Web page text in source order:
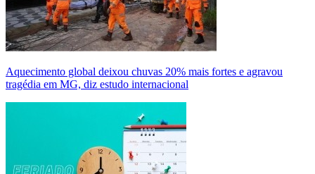
Aquecimento global deixou chuvas 20% mais fortes e agravou
tragédia em MG, diz estudo internacional